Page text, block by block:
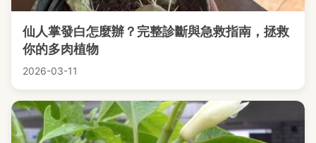
仙人掌發白怎麼辦？完整診斷與急救指南，拯救
你的多肉植物
2026-03-11